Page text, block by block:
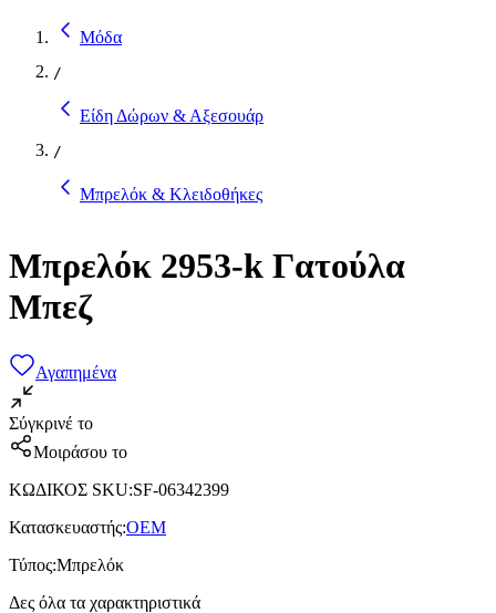
Μόδα
/
Είδη Δώρων & Αξεσουάρ
/
Μπρελόκ & Κλειδοθήκες
Μπρελόκ 2953-k Γατούλα
Μπεζ
Αγαπημένα
Σύγκρινέ το
Μοιράσου το
ΚΩΔΙΚΟΣ SKU:SF-06342399
Κατασκευαστής:OEM
Τύπος:Μπρελόκ
Δες όλα τα χαρακτηριστικά